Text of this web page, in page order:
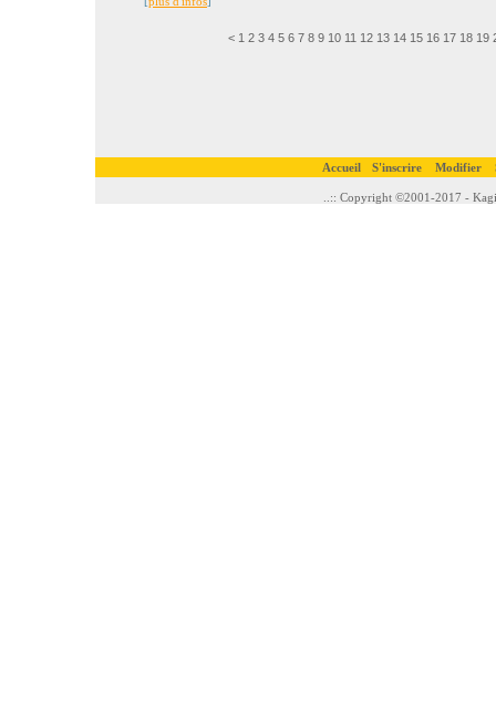
< 1 2 3 4 5 6 7 8 9 10 11 12 13 14 15 16 17 18 19
Accueil S'inscrire Modifier
..:: Copyright ©2001-2017 -